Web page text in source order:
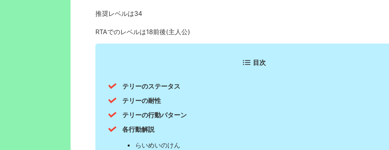
推奨レベルは34
RTAでのレベルは18前後(主人公)
目次
テリーのステータス
テリーの耐性
テリーの行動パターン
各行動解説
らいめいのけん